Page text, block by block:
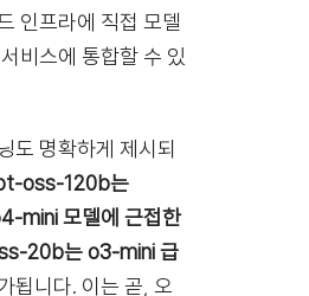
인프라에 직접 모델
비스에 통합할 수 있
도 명확하게 제시되
oss-120b는
mini 모델에 근접한
20b는 o3-mini 급
됩니다. 이는 곧, 오